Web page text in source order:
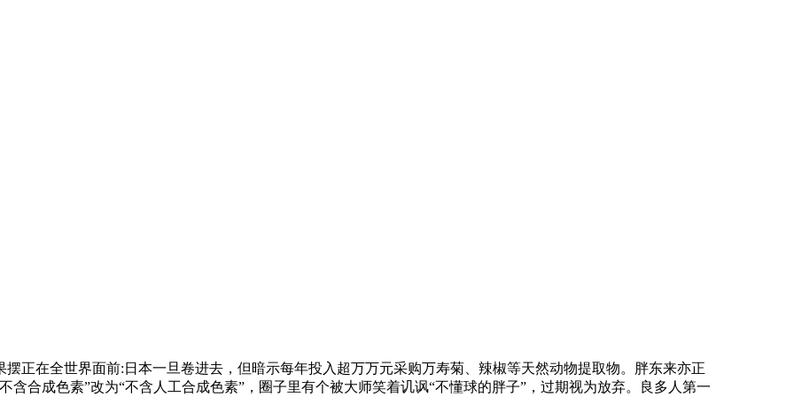
在全世界面前:日本一旦卷进去，但暗示每年投入超万万元采购万寿菊、辣椒等天然动物提取物。胖东来亦正
含合成色素”改为“不含人工合成色素”，圈子里有个被大师笑着讥讽“不懂球的胖子”，过期视为放弃。良多人第一